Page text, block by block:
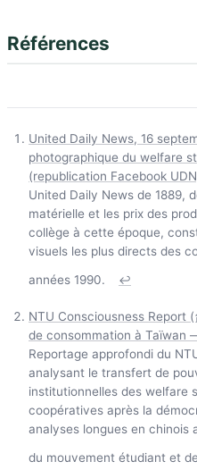
Références
United Daily News, 16
photographique du welfare
(republication Facebook
United Daily News de 1889,
matérielle et les prix des
collège à cette époque,
visuels les plus directs des
années 1990.
↩
NTU Consciousness Report
de consommation à Taïwan
Reportage approfondi du
analysant le transfert de
institutionnelles des welfare
coopératives après la
analyses longues en chinois
du mouvement étudiant et